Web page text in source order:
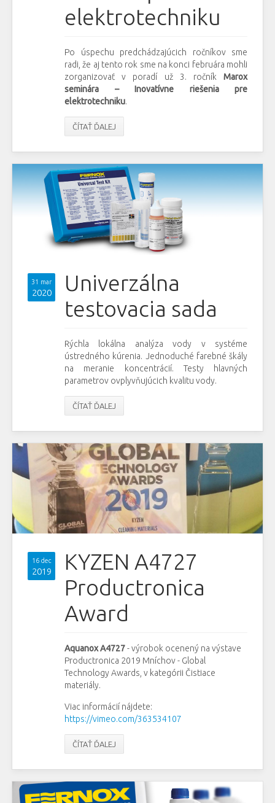
elektrotechniku
Po úspechu predchádzajúcich ročníkov sme
radi, že aj tento rok sme na konci februára mohli
zorganizovať v poradí už 3. ročník Marox
seminára – Inovatívne riešenia pre
elektrotechniku.
ČÍTAŤ ĎALEJ
31 mar
2020
Univerzálna
testovacia sada
Rýchla lokálna analýza vody v systéme
ústredného kúrenia. Jednoduché farebné škály
na meranie koncentrácií. Testy hlavných
parametrov ovplyvňujúcich kvalitu vody.
ČÍTAŤ ĎALEJ
16 dec
2019
KYZEN A4727
Productronica
Award
Aquanox A4727- výrobok ocenený na výstave
Productronica 2019 Mníchov - Global
Technology Awards, v kategórii Čistiace
materiály.
Viac informácií nájdete:
https://vimeo.com/363534107
ČÍTAŤ ĎALEJ